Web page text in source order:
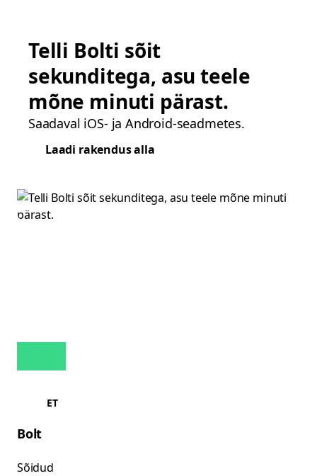
Telli Bolti sõit
sekunditega, asu teele
mõne minuti pärast.
Saadaval iOS- ja Android-seadmetes.
Laadi rakendus alla
ET
Bolt
Sõidud